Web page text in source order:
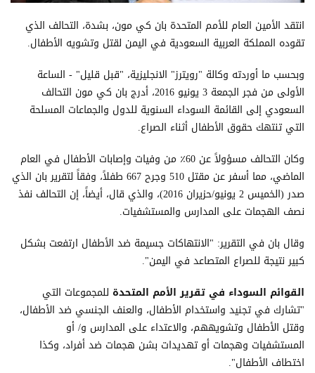
انتقد الأمين العام للأمم المتحدة بان كي مون، بشدة، التحالف الذي
تقوده المملكة العربية السعودية في اليمن لقتل وتشويه الأطفال.
وبحسب ما أوردته وكالة "رويترز" الانجليزية، "قبل قليل" - الساعة
الأولى من فجر الجمعة 3 يونيو 2016، أدرج بان كي مون التحالف
السعودي إلى القائمة السوداء السنوية للدول والجماعات المسلحة
التي تنتهك حقوق الأطفال أثناء الصراع.
وكان التحالف مسؤولاً عن 60٪ من وفيات وإصابات الأطفال في العام
الماضي، مما أسفر عن مقتل 510 وجرح 667 طفلاً، وفقاً لتقرير بان الذي
صدر (الخميس 2 يونيو/حزيران 2016)، والذي قال، أيضاً، إن التحالف نفذ
نصف الهجمات على المدارس والمستشفيات.
وقال بان في التقرير: "الانتهاكات جسيمة ضد الأطفال ارتفعت بشكل
كبير نتيجة للصراع المتصاعد في اليمن".
القوائم السوداء في تقرير الأمم المتحدة للمجموعات التي
"تشارك في تجنيد واستخدام الأطفال، والعنف الجنسي ضد الأطفال،
وقتل الأطفال وتشويههم، والاعتداء على المدارس و/ أو
المستشفيات وهجمات أو تهديدات بشن هجمات ضد أفراد، وكذا
اختطاف الأطفال".